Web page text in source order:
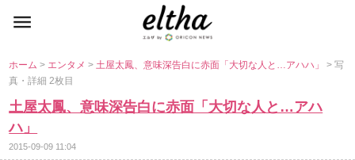
ホーム> エンタメ>土屋太鳳、意味深告白に赤面「大切な人と…アハハ」> 写
真・詳細 2枚目
土屋太鳳、意味深告白に赤面「大切な人と…アハ
ハ」
2015-09-09 11:04